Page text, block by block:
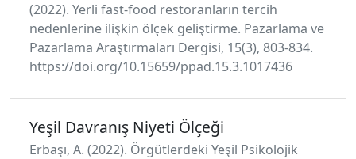
(2022). Yerli fast-food restoranların tercih
nedenlerine ilişkin ölçek geliştirme. Pazarlama ve
Pazarlama Araştırmaları Dergisi, 15(3), 803-834.
https://doi.org/10.15659/ppad.15.3.1017436
Yeşil Davranış Niyeti Ölçeği
Erbaşı, A. (2022). Örgütlerdeki Yeşil Psikolojik